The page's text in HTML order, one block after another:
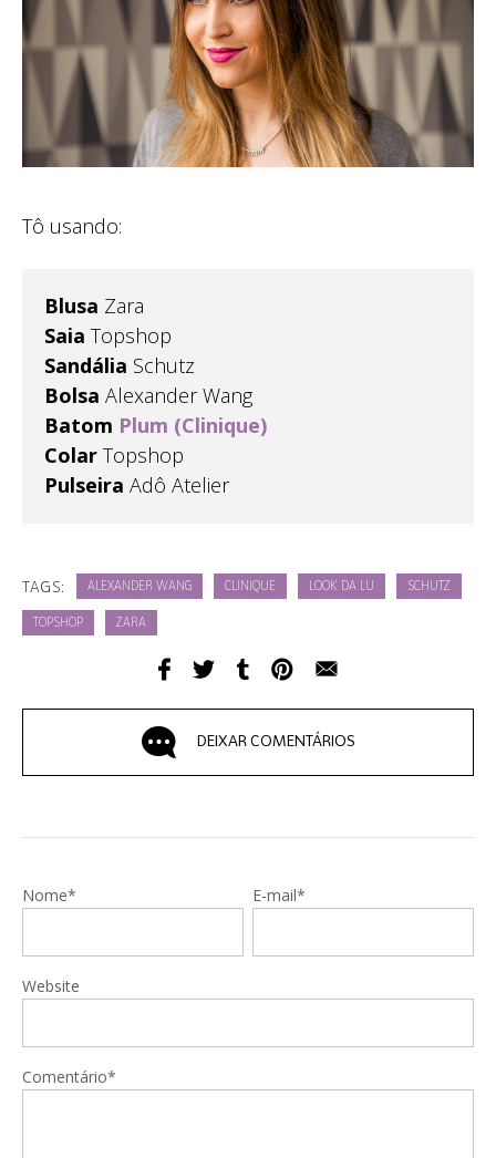
Tô usando:
Blusa Zara
Saia Topshop
Sandália Schutz
Bolsa Alexander Wang
Batom Plum (Clinique)
Colar Topshop
Pulseira Adô Atelier
TAGS: ALEXANDER WANG CLINIQUE LOOK DA LU SCHUTZ
TOPSHOP ZARA
DEIXAR COMENTÁRIOS
Nome* E-mail*
Website
Comentário*